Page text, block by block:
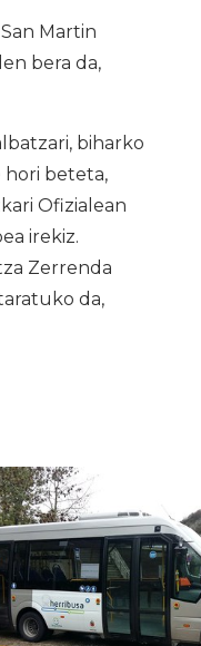
Martin
bera da,
biharko
hori beteta,
Ofizialean
irekiz.
Zerrenda
da,